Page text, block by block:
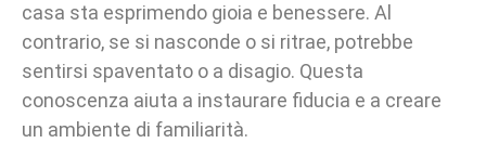
casa sta esprimendo gioia e benessere. Al
contrario, se si nasconde o si ritrae, potrebbe
sentirsi spaventato o a disagio. Questa
conoscenza aiuta a instaurare fiducia e a creare
un ambiente di familiarità.